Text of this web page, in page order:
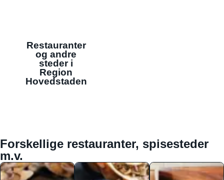
Restauranter
og andre
steder i
Region
Hovedstaden
Forskellige restauranter, spisesteder
m.v.